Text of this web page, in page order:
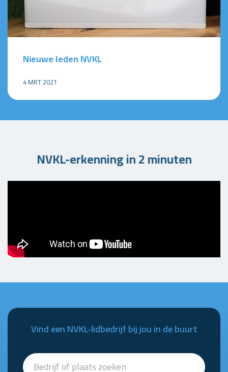
Nieuwe leden NVKL
4 MRT 2021
NVKL-erkenning in 2 minuten
Vind een NVKL-lidbedrijf bij jou in de buurt